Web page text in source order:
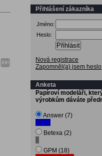
Přihlášení zákazníka
Jméno:
Heslo:
Přihlásit
Nová registrace
Zapomněl(a) jsem heslo
Anketa
Papíroví modeláři,
výrobkům dáváte
Answer (7)
Betexa (2)
GPM (18)